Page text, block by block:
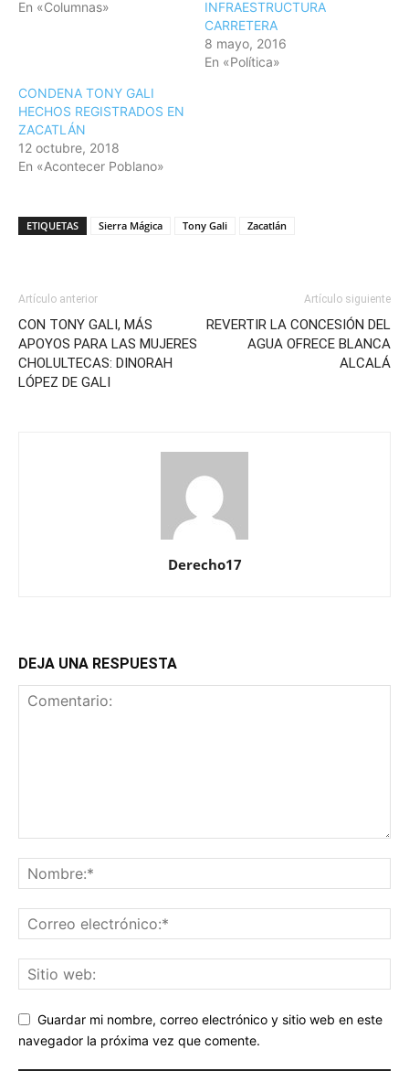
En «Columnas»
INFRAESTRUCTURA
CARRETERA
8 mayo, 2016
En «Política»
CONDENA TONY GALI
HECHOS REGISTRADOS EN
ZACATLÁN
12 octubre, 2018
En «Acontecer Poblano»
ETIQUETAS Sierra Mágica Tony Gali Zacatlán
Artículo anterior
CON TONY GALI, MÁS
APOYOS PARA LAS MUJERES
CHOLULTECAS: DINORAH
LÓPEZ DE GALI
Artículo siguiente
REVERTIR LA CONCESIÓN DEL
AGUA OFRECE BLANCA
ALCALÁ
Derecho17
DEJA UNA RESPUESTA
Guardar mi nombre, correo electrónico y sitio web en este
navegador la próxima vez que comente.